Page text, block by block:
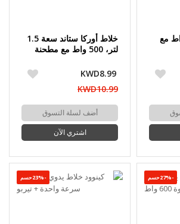
خلاط ٥٠٠ واط مع
خلاط أوركا ستاند سعة 1.5
لتر، 500 واط مع مطحنة
KWD8.99
KWD10.99
أضف لسلة التسوق
اشتري الآن
-27%حسم -23%حسم